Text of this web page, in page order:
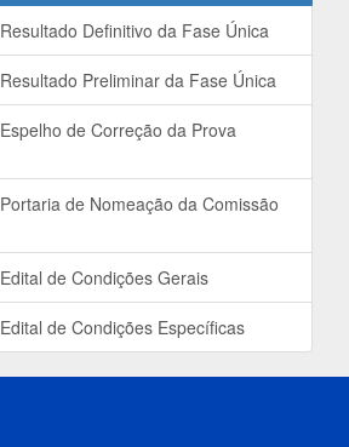
Resultado Definitivo da Fase Única
Resultado Preliminar da Fase Única
Espelho de Correção da Prova
Portaria de Nomeação da Comissão
Edital de Condições Gerais
Edital de Condições Específicas